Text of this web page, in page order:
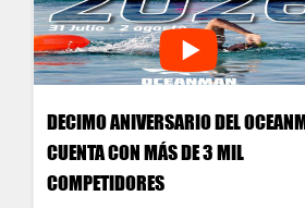
DECIMO ANIVERSARIO DEL
CUENTA CON MÁS DE 3 MIL
COMPETIDORES